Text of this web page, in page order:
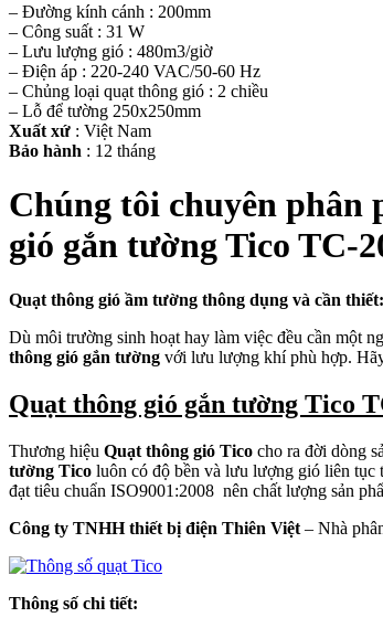
– Đường kính cánh : 200mm
– Công suất : 31 W
– Lưu lượng gió : 480m3/giờ
– Điện áp : 220-240 VAC/50-60 Hz
– Chủng loại quạt thông gió : 2 chiều
– Lỗ để tường 250x250mm
Xuất xứ : Việt Nam
Bảo hành : 12 tháng
Chúng tôi chuyên phân
gió gắn tường Tico TC-
Quạt thông gió ầm tường thông dụng và cần thiết:
Dù môi trường sinh hoạt hay làm việc đều cần một
thông gió gắn tường với lưu lượng khí phù hợp.
Quạt thông gió gắn tường Tico
Thương hiệu Quạt thông gió Tico cho ra đời dòng
tường Tico luôn có độ bền và lưu lượng gió liên tục
đạt tiêu chuẩn ISO9001:2008 nên chất lượng sản
Công ty TNHH thiết bị điện Thiên Việt – Nhà
Thông số chi tiết: